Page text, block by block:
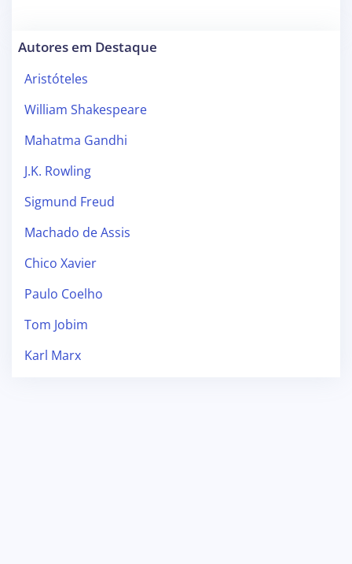
Autores em Destaque
Aristóteles
William Shakespeare
Mahatma Gandhi
J.K. Rowling
Sigmund Freud
Machado de Assis
Chico Xavier
Paulo Coelho
Tom Jobim
Karl Marx